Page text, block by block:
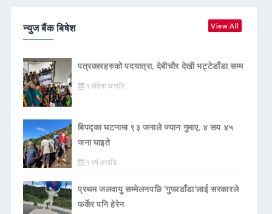
न्युज बैंक बिषेश View All
पत्रकारहरुको पदयात्रा, देबीचौर देखी भट्टेडाँडा सम्म
१ महिना अगाडि
बिपद्का घटनामा ९३ जनाले ज्यान गुमाए, ४ सय ४५
जना घाइते
१ वर्ष अगाडि
प्रथम जलवायु सम्मेलनपछि ‘गुफाडाँडा’लाई सरकारले
फर्केर पनि हेरेन